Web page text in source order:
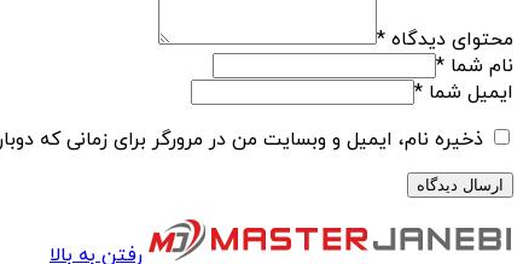
محتوای دیدگاه *
نام شما *
ایمیل شما *
ذخیره نام، ایمیل و وبسایت من در مرورگر برای زمانی که
رفتن به بالا